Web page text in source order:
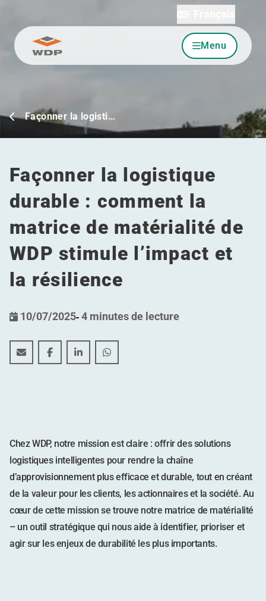
Allez au contenu Menu
Façonner la logisti…
Façonner la logistique
durable : comment la
matrice de matérialité de
WDP stimule l’impact et
la résilience
10/07/2025-4 minutes de lecture
Façonner la logistique durable : comment la matrice
Façonner la logistique durable : comment la
Façonner la logistique durable :
Façonner la logistique durable :
Chez WDP, notre mission est claire : offrir des solutions
logistiques intelligentes pour rendre la chaîne
d’approvisionnement plus efficace et durable, tout en créant
de la valeur pour les clients, les actionnaires et la société. Au
cœur de cette mission se trouve notre matrice de matérialité
– un outil stratégique qui nous aide à identifier, prioriser et
agir sur les enjeux de durabilité les plus importants.